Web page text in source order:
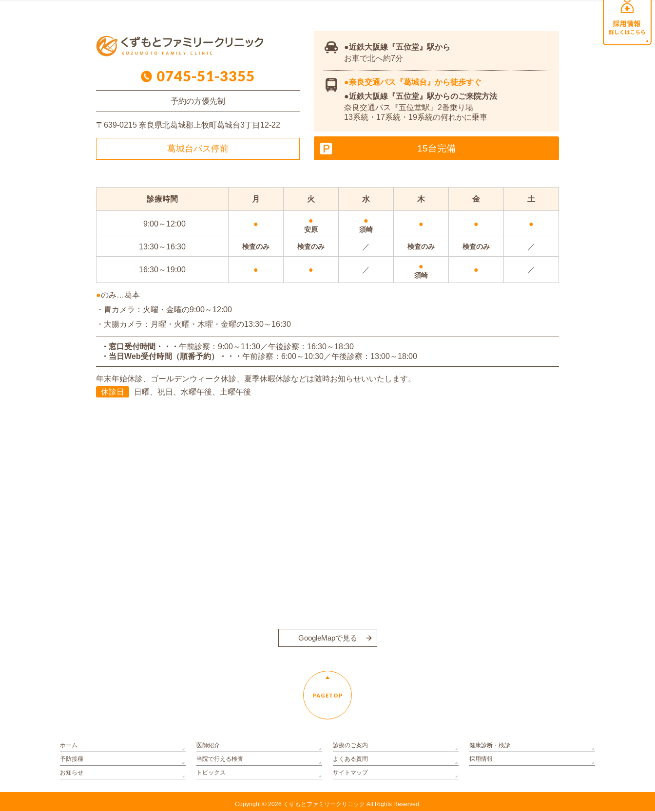
0745-51-3355
予約の方優先制
〒639-0215 奈良県北葛城郡上牧町葛城台3丁目12-22
葛城台バス停前
近鉄大阪線 『五位堂』駅から
お車で北へ約7分
奈良交通バス『葛城台』から徒歩すぐ
近鉄大阪線『五位堂』駅からのご来院方法
奈良交通バス『五位堂駅』2番乗り場
13系統・17系統・19系統の何れかに乗車
15台完備
診療時間 月 火 水 木 金 土
9:00～12:00 ● ●
安原
●
須崎
● ● ●
13:30～16:30 検査のみ 検査のみ ／ 検査のみ 検査のみ ／
16:30～19:00 ● ● ／ ●
須崎
● ／
●のみ…葛本
・胃カメラ：火曜・金曜の9:00～12:00
・大腸カメラ：月曜・火曜・木曜・金曜の13:30～16:30
・窓口受付時間 午前診察：9:00～11:30
午後診察：16:30～18:30
・当日Web受付時間（順番予約）
午前診察：6:00～10:30 午後診察：13:00～18:00
年末年始休診、ゴールデンウィーク休診、夏季休暇休診などは随時お知らせいいたします。
休診日
日曜、祝日、水曜午後、土曜午後
GoogleMapで見る
PAGETOP
ホーム 医師紹介 診療のご案内
健康診断・検診
予防接種
当院で行える検査 よくある質問
採用情報
お知らせ
トピックス サイトマップ
Copyright © 2026 くずもとファミリークリニック All Rights Reserved.